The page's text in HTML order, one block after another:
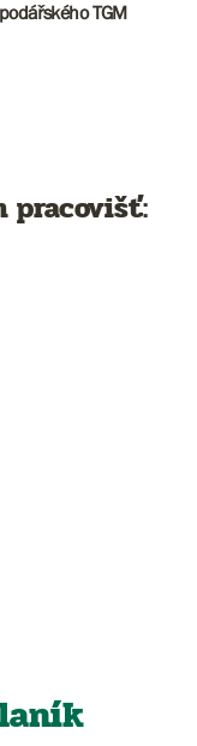
TGM
pracovišť: